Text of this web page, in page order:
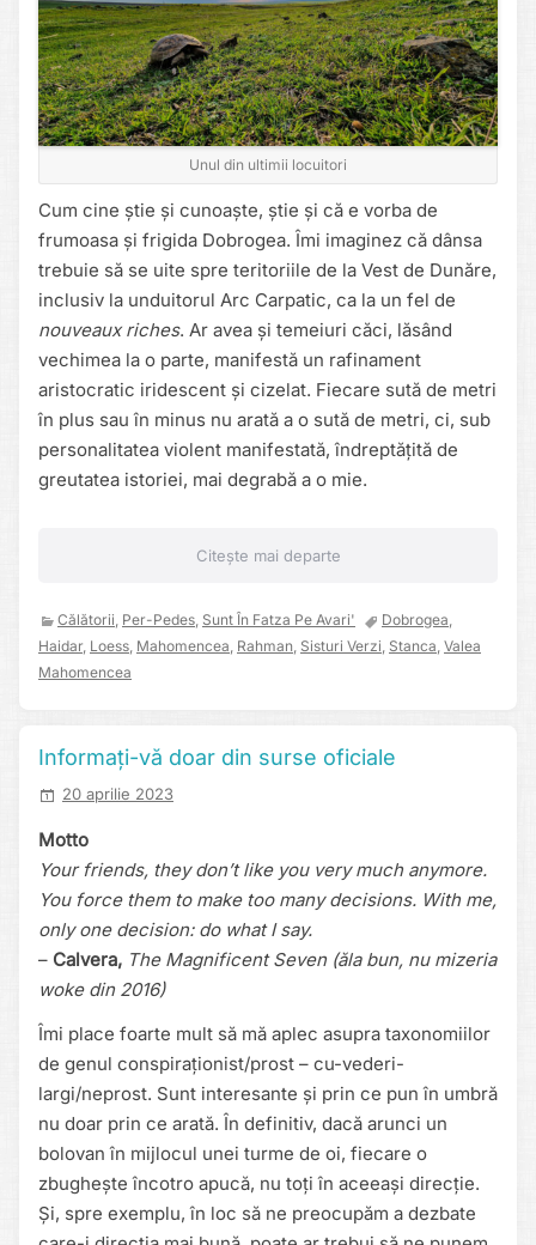
Unul din ultimii locuitori
Cum cine știe și cunoaște, știe și că e vorba de
frumoasa și frigida Dobrogea. Îmi imaginez că dânsa
trebuie să se uite spre teritoriile de la Vest de Dunăre,
inclusiv la unduitorul Arc Carpatic, ca la un fel de
nouveaux riches. Ar avea și temeiuri căci, lăsând
vechimea la o parte, manifestă un rafinament
aristocratic iridescent și cizelat. Fiecare sută de metri
în plus sau în minus nu arată a o sută de metri, ci, sub
personalitatea violent manifestată, îndreptățită de
greutatea istoriei, mai degrabă a o mie.
Citește mai departe
Călătorii, Per-Pedes, Sunt În Fatza Pe Avari' Dobrogea,
Haidar, Loess, Mahomencea, Rahman, Sisturi Verzi, Stanca, Valea
Mahomencea
Informați-vă doar din surse oficiale
20 aprilie 2023
Motto
Your friends, they don’t like you very much anymore.
You force them to make too many decisions. With me,
only one decision: do what I say.
– Calvera, The Magnificent Seven (ăla bun, nu mizeria
woke din 2016)
Îmi place foarte mult să mă aplec asupra taxonomiilor
de genul conspiraționist/prost – cu-vederi-
largi/neprost. Sunt interesante și prin ce pun în umbră
nu doar prin ce arată. În definitiv, dacă arunci un
bolovan în mijlocul unei turme de oi, fiecare o
zbughește încotro apucă, nu toți în aceeași direcție.
Și, spre exemplu, în loc să ne preocupăm a dezbate